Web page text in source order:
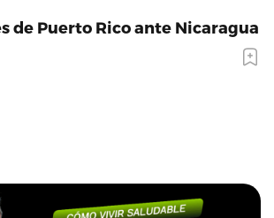
de Puerto Rico ante Nicaragua